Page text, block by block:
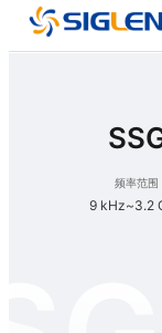
频率范围
9 kHz~3.2